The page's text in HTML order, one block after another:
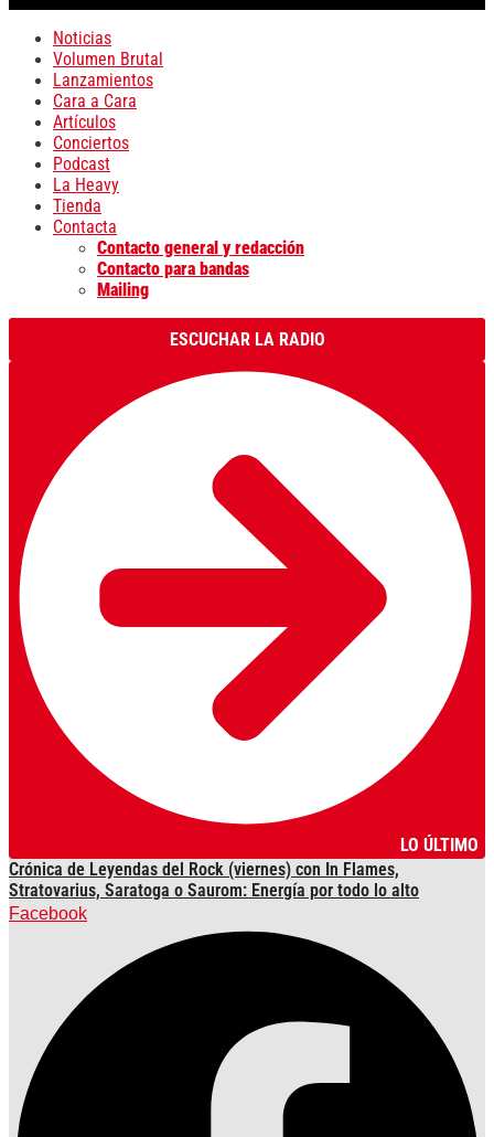
Noticias
Volumen Brutal
Lanzamientos
Cara a Cara
Artículos
Conciertos
Podcast
La Heavy
Tienda
Contacta
Contacto general y redacción
Contacto para bandas
Mailing
ESCUCHAR LA RADIO
LO ÚLTIMO
Crónica de Leyendas del Rock (viernes) con In Flames,
Stratovarius, Saratoga o Saurom: Energía por todo lo alto
Facebook